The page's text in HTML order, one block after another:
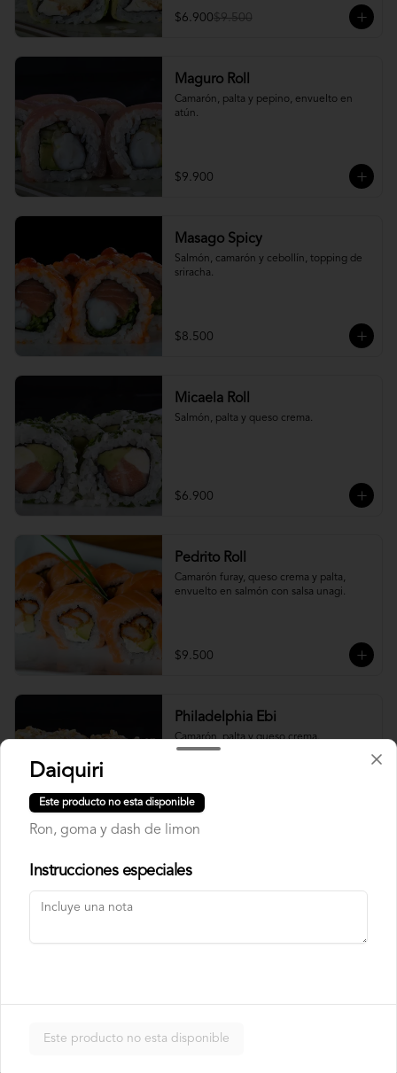
$6.900$9.500
Maguro Roll
Camarón, palta y pepino, envuelto en
atún.
$9.900
Masago Spicy
Salmón, camarón y cebollín, topping de
sriracha.
$8.500
Micaela Roll
Salmón, palta y queso crema.
$6.900
Pedrito Roll
Camarón furay, queso crema y palta,
envuelto en salmón con salsa unagi.
$9.500
Philadelphia Ebi
Camarón, palta y queso crema.
$7.500
Philadelphia Roll
Rainbow Roll
Daiquiri
Este producto no esta disponible
Ron, goma y dash de limon
Instrucciones especiales
Este producto no esta disponible